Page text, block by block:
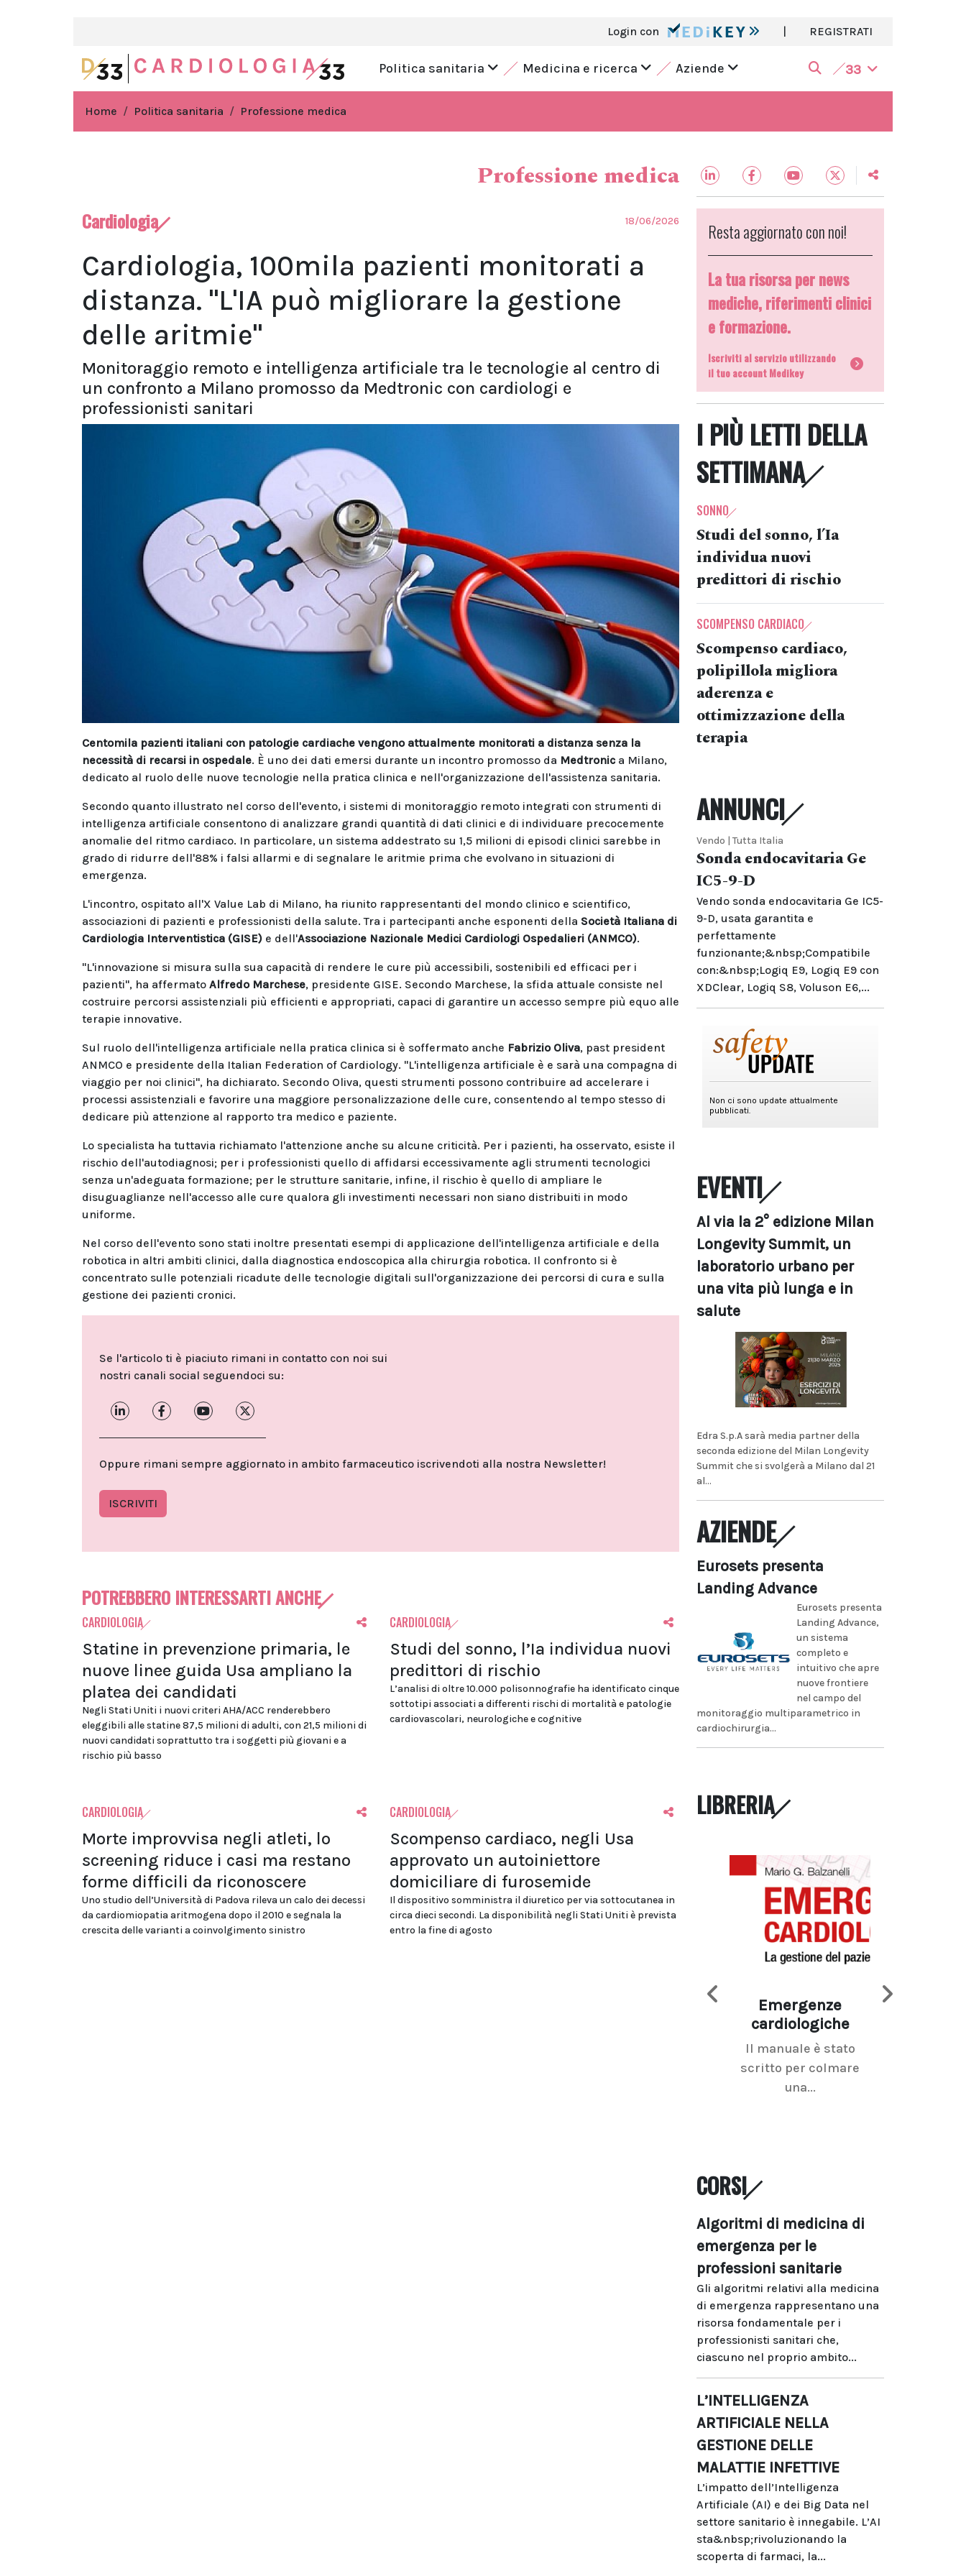
Login con | REGISTRATI
Politica sanitaria Medicina e ricerca Aziende 33
Home Politica sanitaria Professione medica
Professione medica
Cardiologia 18/06/2026
Cardiologia, 100mila pazienti monitorati a
distanza. "L'IA può migliorare la gestione
delle aritmie"
Monitoraggio remoto e intelligenza artificiale tra le tecnologie al centro di
un confronto a Milano promosso da Medtronic con cardiologi e
professionisti sanitari
Centomila pazienti italiani con patologie cardiache vengono attualmente monitorati a distanza senza la
necessità di recarsi in ospedale. È uno dei dati emersi durante un incontro promosso da Medtronic a Milano,
dedicato al ruolo delle nuove tecnologie nella pratica clinica e nell'organizzazione dell'assistenza sanitaria.
Secondo quanto illustrato nel corso dell'evento, i sistemi di monitoraggio remoto integrati con strumenti di
intelligenza artificiale consentono di analizzare grandi quantità di dati clinici e di individuare precocemente
anomalie del ritmo cardiaco. In particolare, un sistema addestrato su 1,5 milioni di episodi clinici sarebbe in
grado di ridurre dell'88% i falsi allarmi e di segnalare le aritmie prima che evolvano in situazioni di
emergenza.
L'incontro, ospitato all'X Value Lab di Milano, ha riunito rappresentanti del mondo clinico e scientifico,
associazioni di pazienti e professionisti della salute. Tra i partecipanti anche esponenti della Società Italiana di
Cardiologia Interventistica (GISE) e dell'Associazione Nazionale Medici Cardiologi Ospedalieri (ANMCO).
"L'innovazione si misura sulla sua capacità di rendere le cure più accessibili, sostenibili ed efficaci per i
pazienti", ha affermato Alfredo Marchese, presidente GISE. Secondo Marchese, la sfida attuale consiste nel
costruire percorsi assistenziali più efficienti e appropriati, capaci di garantire un accesso sempre più equo alle
terapie innovative.
Sul ruolo dell'intelligenza artificiale nella pratica clinica si è soffermato anche Fabrizio Oliva, past president
ANMCO e presidente della Italian Federation of Cardiology. "L'intelligenza artificiale è e sarà una compagna di
viaggio per noi clinici", ha dichiarato. Secondo Oliva, questi strumenti possono contribuire ad accelerare i
processi assistenziali e favorire una maggiore personalizzazione delle cure, consentendo al tempo stesso di
dedicare più attenzione al rapporto tra medico e paziente.
Lo specialista ha tuttavia richiamato l'attenzione anche su alcune criticità. Per i pazienti, ha osservato, esiste il
rischio dell'autodiagnosi; per i professionisti quello di affidarsi eccessivamente agli strumenti tecnologici
senza un'adeguata formazione; per le strutture sanitarie, infine, il rischio è quello di ampliare le
disuguaglianze nell'accesso alle cure qualora gli investimenti necessari non siano distribuiti in modo
uniforme.
Nel corso dell'evento sono stati inoltre presentati esempi di applicazione dell'intelligenza artificiale e della
robotica in altri ambiti clinici, dalla diagnostica endoscopica alla chirurgia robotica. Il confronto si è
concentrato sulle potenziali ricadute delle tecnologie digitali sull'organizzazione dei percorsi di cura e sulla
gestione dei pazienti cronici.
Se l'articolo ti è piaciuto rimani in contatto con noi sui
nostri canali social seguendoci su:
Oppure rimani sempre aggiornato in ambito farmaceutico iscrivendoti alla nostra Newsletter!
ISCRIVITI
POTREBBERO INTERESSARTI ANCHE
CARDIOLOGIA
Statine in prevenzione primaria, le
nuove linee guida Usa ampliano la
platea dei candidati
Negli Stati Uniti i nuovi criteri AHA/ACC renderebbero
eleggibili alle statine 87,5 milioni di adulti, con 21,5 milioni di
nuovi candidati soprattutto tra i soggetti più giovani e a
rischio più basso
CARDIOLOGIA
Studi del sonno, l’Ia individua nuovi
predittori di rischio
L’analisi di oltre 10.000 polisonnografie ha identificato cinque
sottotipi associati a differenti rischi di mortalità e patologie
cardiovascolari, neurologiche e cognitive
CARDIOLOGIA
Morte improvvisa negli atleti, lo
screening riduce i casi ma restano
forme difficili da riconoscere
Uno studio dell’Università di Padova rileva un calo dei decessi
da cardiomiopatia aritmogena dopo il 2010 e segnala la
crescita delle varianti a coinvolgimento sinistro
CARDIOLOGIA
Scompenso cardiaco, negli Usa
approvato un autoiniettore
domiciliare di furosemide
Il dispositivo somministra il diuretico per via sottocutanea in
circa dieci secondi. La disponibilità negli Stati Uniti è prevista
entro la fine di agosto
Resta aggiornato con noi!
La tua risorsa per news
mediche, riferimenti clinici
e formazione.
Iscriviti al servizio utilizzando
il tuo account Medikey
I PIÙ LETTI DELLA
SETTIMANA
SONNO
Studi del sonno, l’Ia
individua nuovi
predittori di rischio
SCOMPENSO CARDIACO
Scompenso cardiaco,
polipillola migliora
aderenza e
ottimizzazione della
terapia
ANNUNCI
Vendo | Tutta Italia
Sonda endocavitaria Ge
IC5-9-D
Vendo sonda endocavitaria Ge IC5-
9-D, usata garantita e
perfettamente
funzionante;&nbsp;Compatibile
con:&nbsp;Logiq E9, Logiq E9 con
XDClear, Logiq S8, Voluson E6,...
EVENTI
Al via la 2° edizione Milan
Longevity Summit, un
laboratorio urbano per
una vita più lunga e in
salute
Edra S.p.A sarà media partner della
seconda edizione del Milan Longevity
Summit che si svolgerà a Milano dal 21
al...
AZIENDE
Eurosets presenta
Landing Advance
Eurosets presenta
Landing Advance,
un sistema
completo e
intuitivo che apre
nuove frontiere
nel campo del
monitoraggio multiparametrico in
cardiochirurgia...
LIBRERIA
Emergenze
cardiologiche
Il manuale è stato
scritto per colmare
una...
CORSI
Algoritmi di medicina di
emergenza per le
professioni sanitarie
Gli algoritmi relativi alla medicina
di emergenza rappresentano una
risorsa fondamentale per i
professionisti sanitari che,
ciascuno nel proprio ambito...
L’INTELLIGENZA
ARTIFICIALE NELLA
GESTIONE DELLE
MALATTIE INFETTIVE
L’impatto dell’Intelligenza
Artificiale (AI) e dei Big Data nel
settore sanitario è innegabile. L’AI
sta&nbsp;rivoluzionando la
scoperta di farmaci, la...